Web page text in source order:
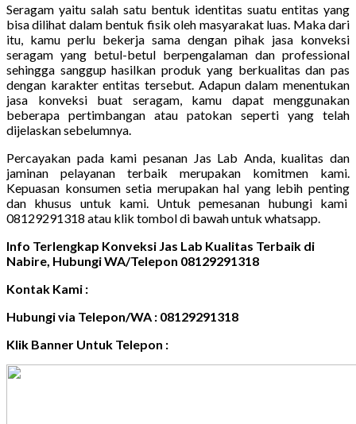
Seragam yaitu salah satu bentuk identitas suatu entitas yang
bisa dilihat dalam bentuk fisik oleh masyarakat luas. Maka dari
itu, kamu perlu bekerja sama dengan pihak jasa konveksi
seragam yang betul-betul berpengalaman dan professional
sehingga sanggup hasilkan produk yang berkualitas dan pas
dengan karakter entitas tersebut. Adapun dalam menentukan
jasa konveksi buat seragam, kamu dapat menggunakan
beberapa pertimbangan atau patokan seperti yang telah
dijelaskan sebelumnya.
Percayakan pada kami pesanan Jas Lab Anda, kualitas dan
jaminan pelayanan terbaik merupakan komitmen kami.
Kepuasan konsumen setia merupakan hal yang lebih penting
dan khusus untuk kami. Untuk pemesanan hubungi kami
08129291318 atau klik tombol di bawah untuk whatsapp.
Info Terlengkap Konveksi Jas Lab Kualitas Terbaik di
Nabire, Hubungi WA/Telepon 08129291318
Kontak Kami :
Hubungi via Telepon/WA : 08129291318
Klik Banner Untuk Telepon :